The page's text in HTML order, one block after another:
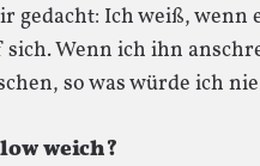
gedacht: Ich weiß, wenn
Wenn ich ihn
so was würde ich
weich?